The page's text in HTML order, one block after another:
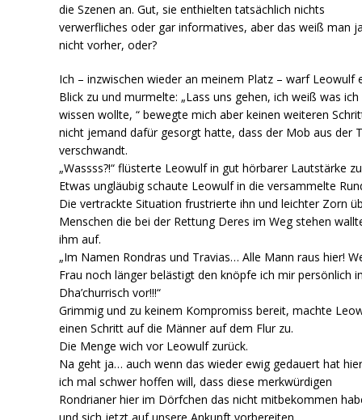
die Szenen an. Gut, sie enthielten tatsächlich nichts
verwerfliches oder gar informatives, aber das weiß man
nicht vorher, oder?
Ich – inzwischen wieder an meinem Platz – warf Leowulf
Blick zu und murmelte: „Lass uns gehen, ich weiß was ich
wissen wollte, “ bewegte mich aber keinen weiteren
nicht jemand dafür gesorgt hatte, dass der Mob aus der
verschwandt.
„Wassss?!“ flüsterte Leowulf in gut hörbarer Lautstärke
Etwas ungläubig schaute Leowulf in die versammelte
Die vertrackte Situation frustrierte ihn und leichter Zorn
Menschen die bei der Rettung Deres im Weg stehen
ihm auf.
„Im Namen Rondras und Travias… Alle Mann raus hier!
Frau noch länger belästigt den knöpfe ich mir persönlich
Dha’churrisch vor!!!“
Grimmig und zu keinem Kompromiss bereit, machte
einen Schritt auf die Männer auf dem Flur zu.
Die Menge wich vor Leowulf zurück.
Na geht ja… auch wenn das wieder ewig gedauert hat
ich mal schwer hoffen will, dass diese merkwürdigen
Rondrianer hier im Dörfchen das nicht mitbekommen